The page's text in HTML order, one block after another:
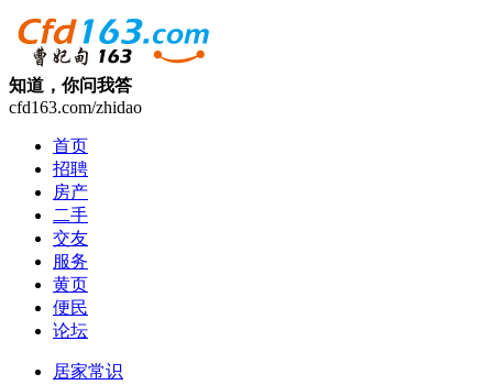
知道，你问我答
cfd163.com/zhidao
首页
招聘
房产
二手
交友
服务
黄页
便民
论坛
居家常识